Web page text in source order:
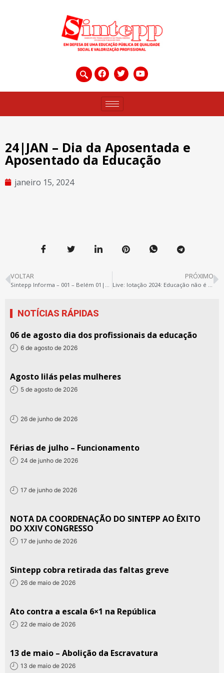
24|JAN – Dia da Aposentada e
Aposentado da Educação
janeiro 15, 2024
VOLTAR PRÓXIMO
NOTÍCIAS RÁPIDAS
06 de agosto dia dos profissionais da educação
6 de agosto de 2026
Agosto lilás pelas mulheres
5 de agosto de 2026
26 de junho de 2026
Férias de julho – Funcionamento
24 de junho de 2026
17 de junho de 2026
NOTA DA COORDENAÇÃO DO SINTEPP AO ÊXITO
DO XXIV CONGRESSO
17 de junho de 2026
Sintepp cobra retirada das faltas greve
26 de maio de 2026
Ato contra a escala 6×1 na República
22 de maio de 2026
13 de maio – Abolição da Escravatura
13 de maio de 2026